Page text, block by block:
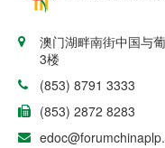
澳门湖畔南街中国与
3楼
(853) 8791 3333
(853) 2872 8283